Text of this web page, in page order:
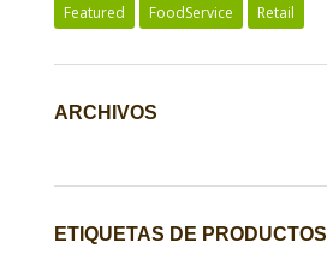
Featured FoodService Retail
ARCHIVOS
ETIQUETAS DE PRODUCTOS